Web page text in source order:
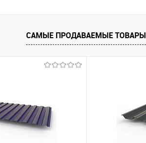
САМЫЕ ПРОДАВАЕМЫЕ ТОВАРЫ